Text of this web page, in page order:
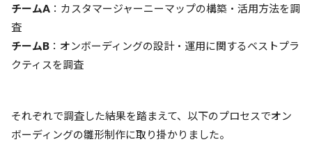
チームA ：カスタマージャーニーマップの構築・活用方法を調
査
チームB ：オンボーディングの設計・運用に関するベストプラ
クティスを調査
それぞれで調査した結果を踏まえて、以下のプロセスでオン
ボーディングの雛形制作に取り掛かりました。